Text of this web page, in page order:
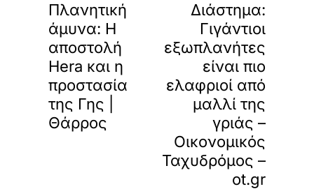
Πλανητική
άμυνα: Η
αποστολή
Hera και η
προστασία
της Γης |
Θάρρος
Διάστημα:
Γιγάντιοι
εξωπλανήτες
είναι πιο
ελαφριοί από
μαλλί της
γριάς –
Οικονομικός
Ταχυδρόμος –
ot.gr